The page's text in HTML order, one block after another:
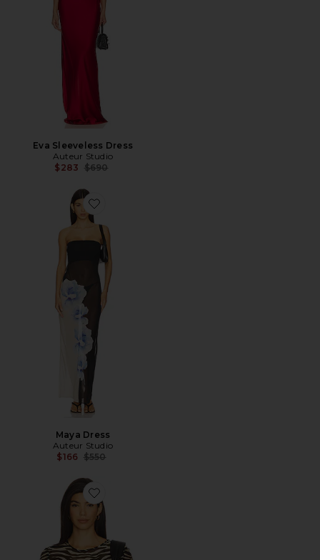
Eva Sleeveless Dress
Auteur Studio
$283 Previous price:
$690
Favorite Maya Dress
Maya Dress
Auteur Studio
$166 Previous price:
$550
Favorite Zadie Top